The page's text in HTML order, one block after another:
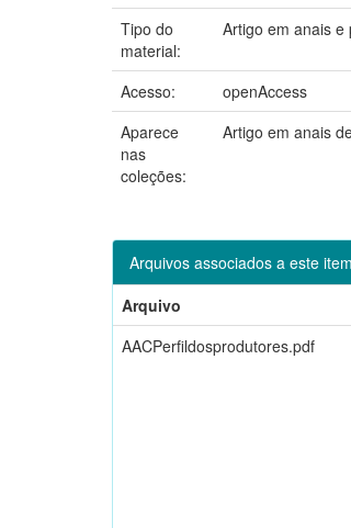
Tipo do
material:
Artigo em anais e
Acesso:
openAccess
Aparece
nas
coleções:
Artigo em anais
Arquivos associados a este
Arquivo
AACPerfildosprodutores.pdf